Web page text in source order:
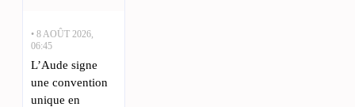
• 8 AOÛT 2026,
06:45
L’Aude signe
une convention
unique en